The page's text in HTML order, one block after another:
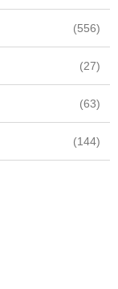
(556)
(27)
(63)
(144)